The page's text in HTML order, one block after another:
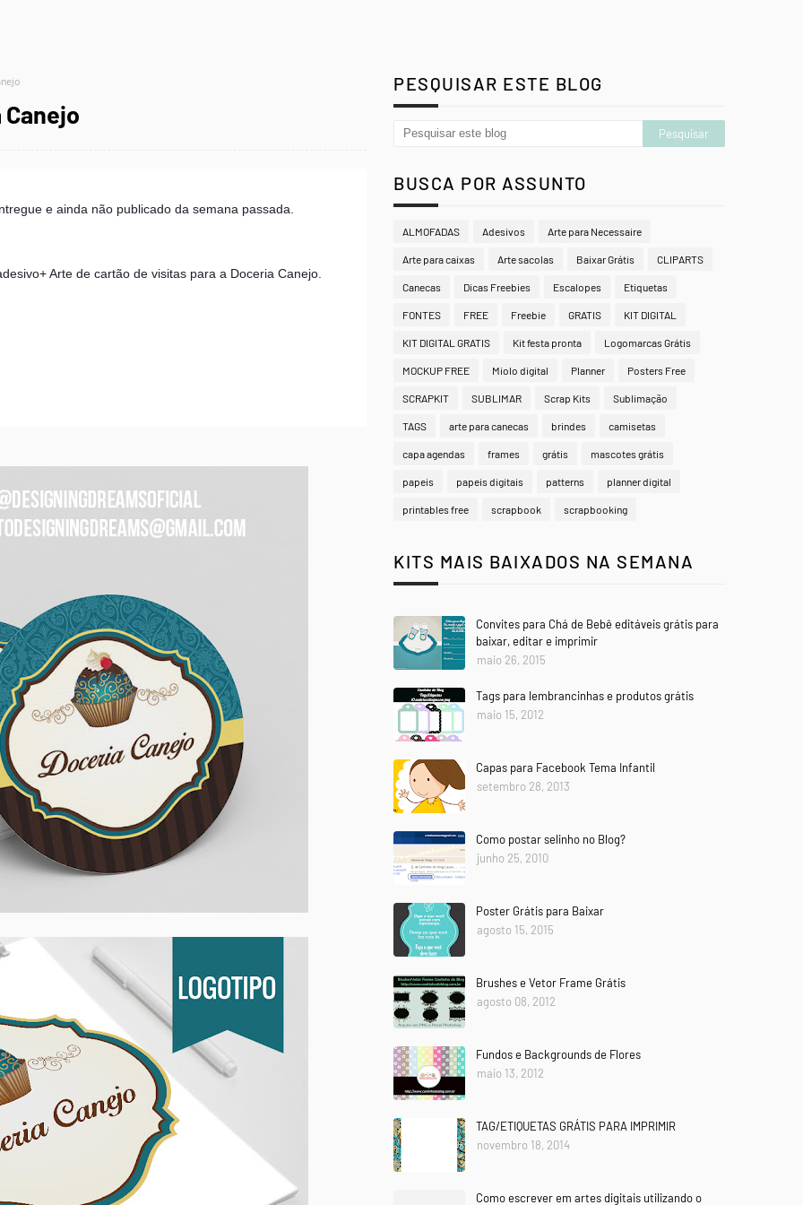
e ainda não publicado da semana passada.
Arte de cartão de visitas para a Doceria Canejo.
PESQUISAR ESTE BLOG
BUSCA POR ASSUNTO
ALMOFADAS Adesivos Arte para Necessaire
Arte para caixas Arte sacolas Baixar Grátis CLIPARTS
Canecas Dicas Freebies Escalopes Etiquetas
FONTES FREE Freebie GRATIS KIT DIGITAL
KIT DIGITAL GRATIS Kit festa pronta Logomarcas Grátis
MOCKUP FREE Miolo digital Planner Posters Free
SCRAPKIT SUBLIMAR Scrap Kits Sublimação
TAGS arte para canecas brindes camisetas
capa agendas frames grátis mascotes grátis
papeis papeis digitais patterns planner digital
printables free scrapbook scrapbooking
KITS MAIS BAIXADOS NA SEMANA
Convites para Chá de Bebê editáveis grátis para
baixar, editar e imprimir
maio 26, 2015
Tags para lembrancinhas e produtos grátis
maio 15, 2012
Capas para Facebook Tema Infantil
setembro 28, 2013
Como postar selinho no Blog?
junho 25, 2010
Poster Grátis para Baixar
agosto 15, 2015
Brushes e Vetor Frame Grátis
agosto 08, 2012
Fundos e Backgrounds de Flores
maio 13, 2012
TAG/ETIQUETAS GRÁTIS PARA IMPRIMIR
novembro 18, 2014
Como escrever em artes digitais utilizando o